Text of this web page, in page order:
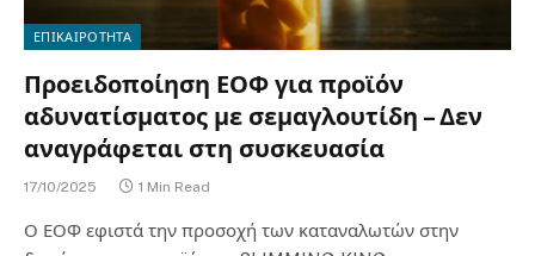
ΕΠΙΚΑΙΡΟΤΗΤΑ
Προειδοποίηση ΕΟΦ για προϊόν
αδυνατίσματος με σεμαγλουτίδη – Δεν
αναγράφεται στη συσκευασία
17/10/2025 1 Min Read
Ο ΕΟΦ εφιστά την προσοχή των καταναλωτών στην